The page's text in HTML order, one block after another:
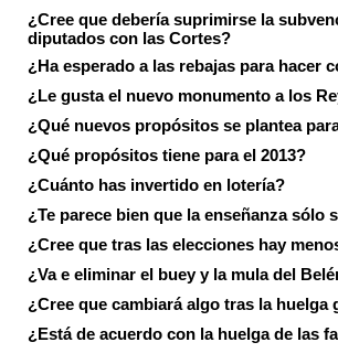
¿Cree que debería suprimirse la
diputados con las Cortes?
¿Ha esperado a las rebajas para hacer
¿Le gusta el nuevo monumento a los
¿Qué nuevos propósitos se plantea
¿Qué propósitos tiene para el 2013?
¿Cuánto has invertido en lotería?
¿Te parece bien que la enseñanza sólo
¿Cree que tras las elecciones hay
¿Va e eliminar el buey y la mula del
¿Cree que cambiará algo tras la huelga
¿Está de acuerdo con la huelga de las